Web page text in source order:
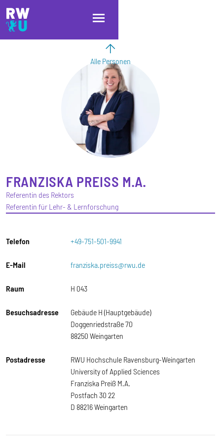
Direkt zum Inhalt
Direkt zur Hauptnavigation
Direkt zum Fußbereich
Alle Personen
FRANZISKA PREISS M.A.
Referentin des Rektors
Referentin für Lehr- & Lernforschung
Telefon +49-751-501-9941
E-Mail franziska.preiss@rwu.de
Raum H 043
Besuchsadresse
Gebäude H (Hauptgebäude)
Doggenriedstraße 70
88250 Weingarten
Postadresse
RWU Hochschule Ravensburg-Weingarten
University of Applied Sciences
Franziska Preiß M.A.
Postfach 30 22
D 88216 Weingarten